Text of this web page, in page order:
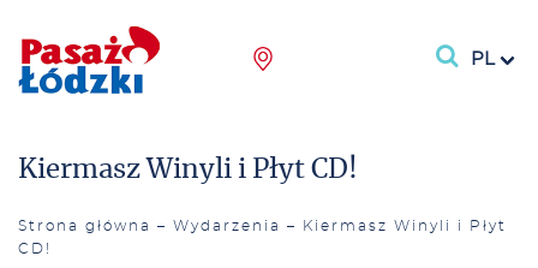
PL
Kiermasz Winyli i Płyt CD!
Strona główna – Wydarzenia –
Kiermasz Winyli i Płyt
CD!